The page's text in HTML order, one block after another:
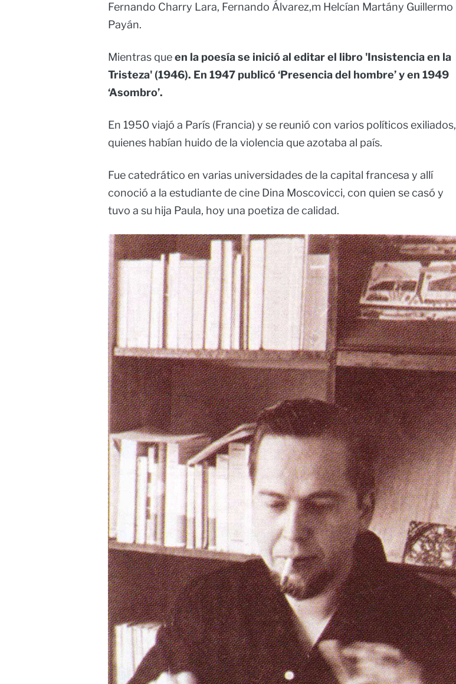
Fernando Charry Lara, Fernando Álvarez,m Helcían Martány Guillermo
Payán.
Mientras queen la poesía se inició al editar el libro 'Insistencia en la
Tristeza' (1946). En 1947 publicó ‘Presencia del hombre’ y en 1949
‘Asombro’.
En 1950 viajó a París (Francia) y se reunió con varios políticos exiliados,
quienes habían huido de la violencia que azotaba al país.
Fue catedrático en varias universidades de la capital francesa y allí
conoció a la estudiante de cine Dina Moscovicci, con quien se casó y
tuvo a su hija Paula, hoy una poetiza de calidad.